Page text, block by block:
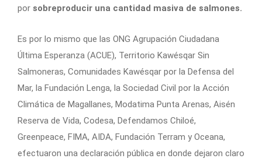
por sobreproducir una cantidad masiva de salmones.
Es por lo mismo que las ONG Agrupación Ciudadana
Última Esperanza (ACUE), Territorio Kawésqar Sin
Salmoneras, Comunidades Kawésqar por la Defensa del
Mar, la Fundación Lenga, la Sociedad Civil por la Acción
Climática de Magallanes, Modatima Punta Arenas, Aisén
Reserva de Vida, Codesa, Defendamos Chiloé,
Greenpeace, FIMA, AIDA, Fundación Terram y Oceana,
efectuaron una declaración pública en donde dejaron claro